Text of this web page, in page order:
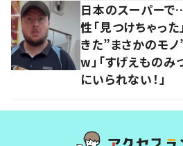
日本のスーパーで
性「見つけちゃっ
きた”まさかのモ
w」「すげえものみ
にいられない！」